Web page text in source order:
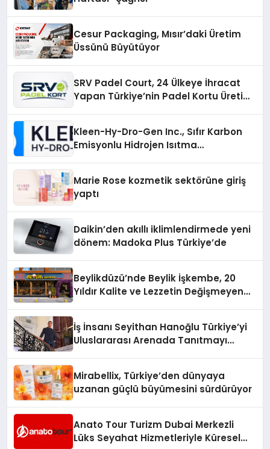
Cesur Packaging, Mısır’daki Üretim
Üssünü Büyütüyor
SRV Padel Court, 24 Ülkeye İhracat
Yapan Türkiye’nin Padel Kortu Üretim
Kleen-Hy-Dro-Gen Inc., Sıfır Karbon
Emisyonlu Hidrojen Isıtma
Marie Rose kozmetik sektörüne giriş
yaptı
Daikin’den akıllı iklimlendirmede yeni
dönem: Madoka Plus Türkiye’de
Beylikdüzü’nde Beylik İşkembe, 20
Yıldır Kalite ve Lezzetin Değişmeyen
İş İnsanı Seyithan Hanoğlu Türkiye’yi
Uluslararası Arenada Tanıtmayı
Mirabellix, Türkiye’den dünyaya
uzanan güçlü büyümesini sürdürüyor
Anato Tour Turizm Dubai Merkezli
Lüks Seyahat Hizmetleriyle Küresel